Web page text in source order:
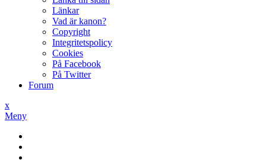
Länkar
Vad är kanon?
Copyright
Integritetspolicy
Cookies
På Facebook
På Twitter
Forum
x
Meny